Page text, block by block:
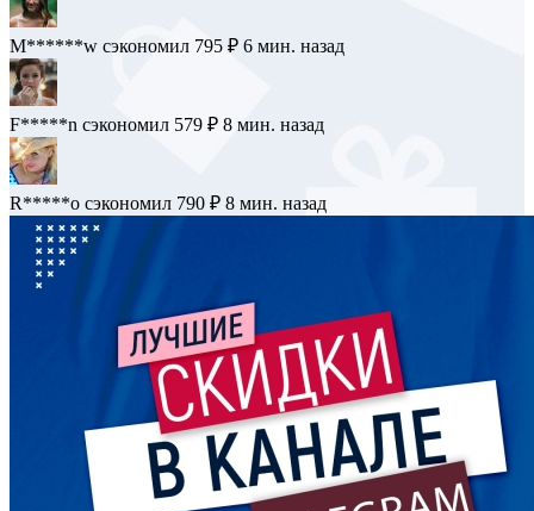
M******w сэкономил 795 ₽ 6 мин. назад
F*****n сэкономил 579 ₽ 8 мин. назад
R*****o сэкономил 790 ₽ 8 мин. назад